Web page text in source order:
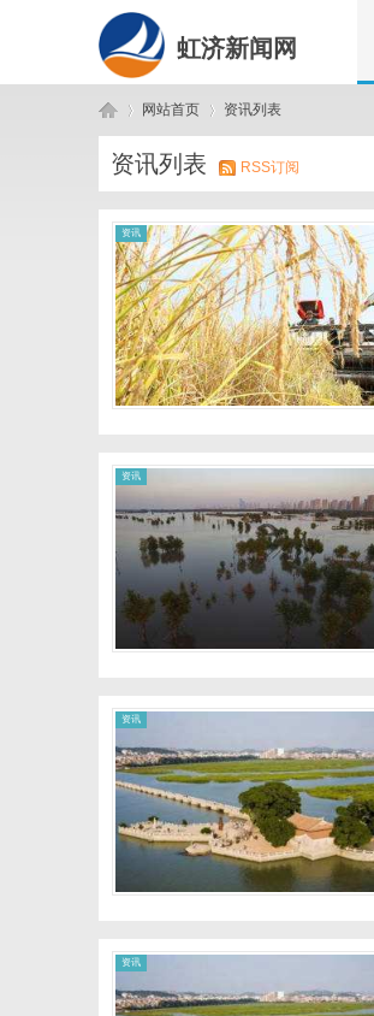
虹济新闻网
虹 ›
网站首页
›
资讯列表
资讯列表 RSS订阅
资讯
资讯
资讯
资讯